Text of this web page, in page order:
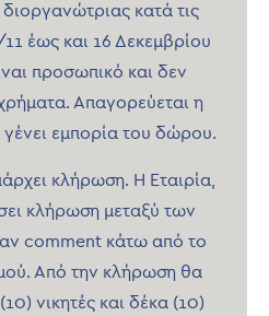
κατά τις
έως και 16 Δεκεμβρίου
προσωπικό και δεν
Απαγορεύεται η
εμπορία του δώρου.
κλήρωση. Η Εταιρία,
κλήρωση μεταξύ των
comment κάτω από το
Από την κλήρωση θα
νικητές και δέκα (10)